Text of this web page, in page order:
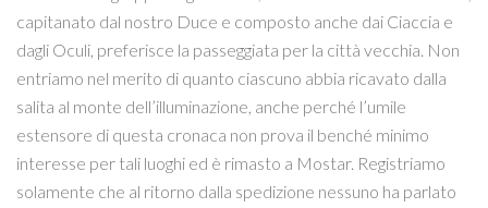
capitanato dal nostro Duce e composto anche dai Ciaccia e
dagli Oculi, preferisce la passeggiata per la città vecchia. Non
entriamo nel merito di quanto ciascuno abbia ricavato dalla
salita al monte dell’illuminazione, anche perché l’umile
estensore di questa cronaca non prova il benché minimo
interesse per tali luoghi ed è rimasto a Mostar. Registriamo
solamente che al ritorno dalla spedizione nessuno ha parlato